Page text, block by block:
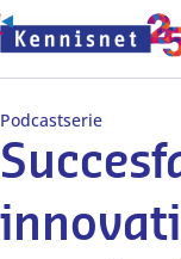
Doorgaan naar
Podcastserie